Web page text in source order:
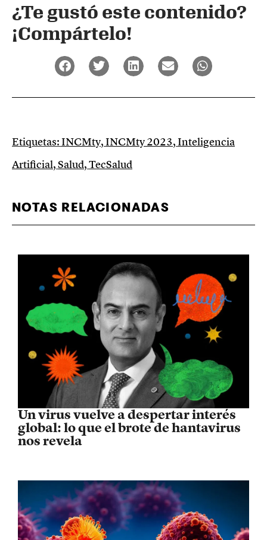
¿Te gustó este contenido?
¡Compártelo!
Etiquetas:INCMty,INCMty 2023,Inteligencia
Artificial,Salud,TecSalud
NOTAS RELACIONADAS
Un virus vuelve a despertar interés
global: lo que el brote de hantavirus
nos revela